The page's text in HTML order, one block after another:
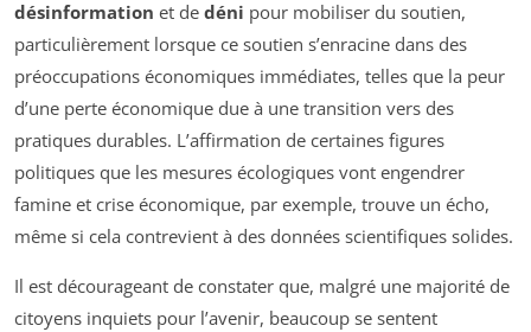
désinformation et de déni pour mobiliser du soutien,
particulièrement lorsque ce soutien s’enracine dans des
préoccupations économiques immédiates, telles que la peur
d’une perte économique due à une transition vers des
pratiques durables. L’affirmation de certaines figures
politiques que les mesures écologiques vont engendrer
famine et crise économique, par exemple, trouve un écho,
même si cela contrevient à des données scientifiques solides.
Il est décourageant de constater que, malgré une majorité de
citoyens inquiets pour l’avenir, beaucoup se sentent